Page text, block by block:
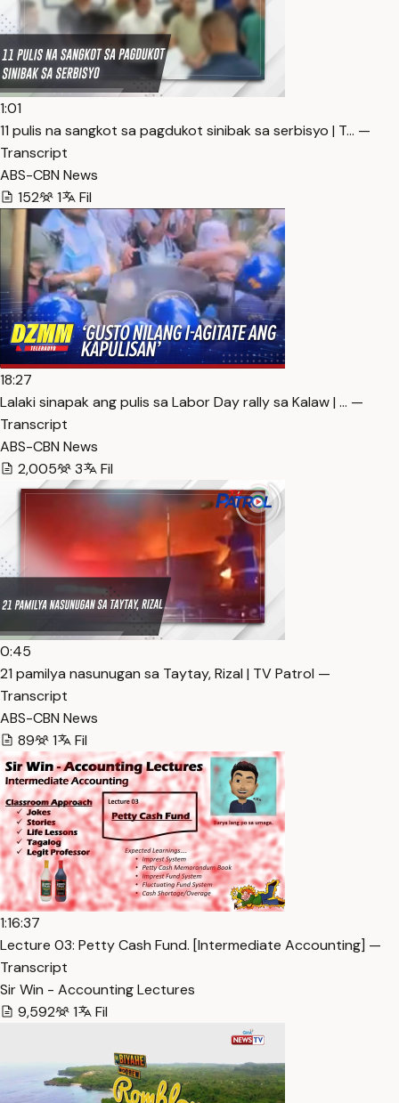
1:01
11 pulis na sangkot sa pagdukot sinibak sa serbisyo | T… —
Transcript
ABS-CBN News
152
1 Fil
18:27
Lalaki sinapak ang pulis sa Labor Day rally sa Kalaw | … —
Transcript
ABS-CBN News
2,005
3 Fil
0:45
21 pamilya nasunugan sa Taytay, Rizal | TV Patrol —
Transcript
ABS-CBN News
89
1 Fil
1:16:37
Lecture 03: Petty Cash Fund. [Intermediate Accounting] —
Transcript
Sir Win - Accounting Lectures
9,592
1 Fil